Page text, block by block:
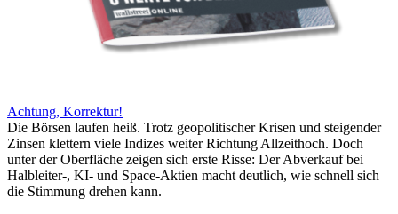
Achtung, Korrektur!
Die Börsen laufen heiß. Trotz geopolitischer Krisen und steigender
Zinsen klettern viele Indizes weiter Richtung Allzeithoch. Doch
unter der Oberfläche zeigen sich erste Risse: Der Abverkauf bei
Halbleiter-, KI- und Space-Aktien macht deutlich, wie schnell sich
die Stimmung drehen kann.